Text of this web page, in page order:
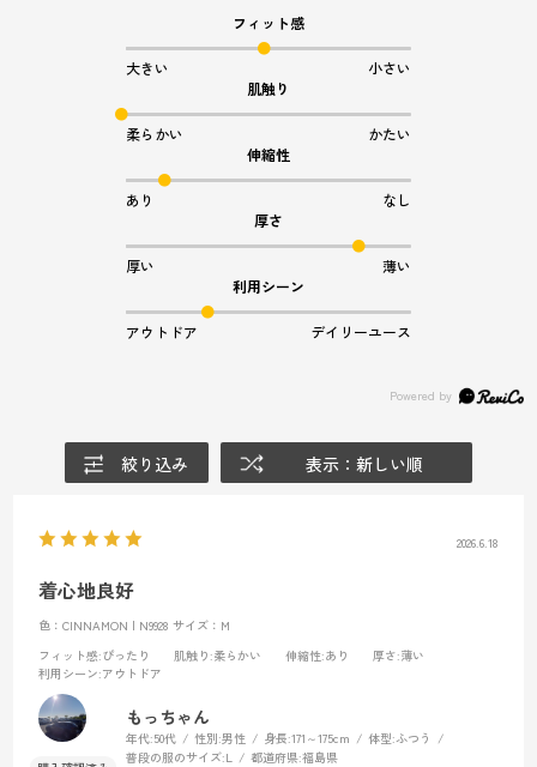
フィット感
大きい
小さい
肌触り
柔らかい
かたい
伸縮性
あり
なし
厚さ
厚い
薄い
利用シーン
アウトドア デイリーユース
絞り込み 表示：新しい順
2026.6.18
着心地良好
色：CINNAMON | N9928 サイズ：M
フィット感:ぴったり 肌触り :柔らかい 伸縮性:あり 厚さ:薄い
利用シーン:アウトドア
もっちゃん
年代:50代 性別:男性 身長:171～175cm 体型:ふつう
普段の服のサイズ:L 都道府県:福島県